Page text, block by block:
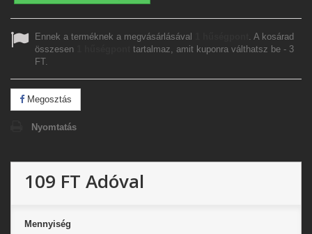
Ennek a terméknek a megvásárlásával
. A kosárad
összesen
tartalmaz, amit kuponra válthatsz be - 3
FT.
Megosztás
Nyomtatás
109 FT Adóval
Mennyiség